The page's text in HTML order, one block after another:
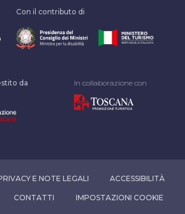
Con il contributo di
da In collaborazione con
E NOTE LEGALI ACCESSIBILITÀ
CONTATTI IMPOSTAZIONI COOKIE